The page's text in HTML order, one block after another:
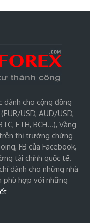
dành cho cộng đồng
USD, AUD/USD,
ETH, BCH…), Vàng
trên thị trường chứng
FB của Facebook,
tài chính quốc tế.
dành cho những nhà
phù hợp với những